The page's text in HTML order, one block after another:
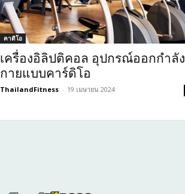
คาดิโอ
เครื่องอิลิปติคอล อุปกรณ์ออกกำลัง
กายแบบคาร์ดิโอ
ThailandFitness - 19 เมษายน 2024